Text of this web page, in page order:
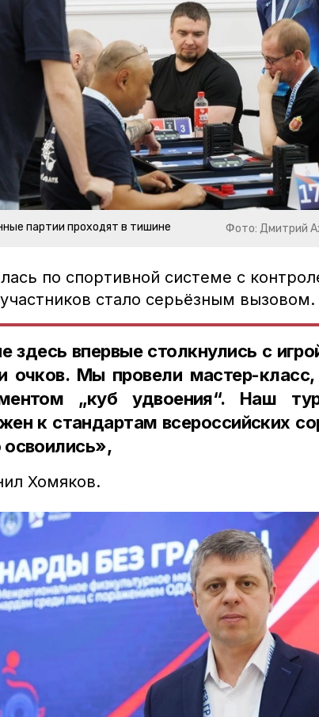
партии проходят в тишине Фото: Дмитрий
по спортивной системе с
стало серьёзным вызовом.
здесь впервые столкнулись с
очков. Мы провели мастер-
„куб удвоения“. Наш
к стандартам всероссийских
Хомяков.